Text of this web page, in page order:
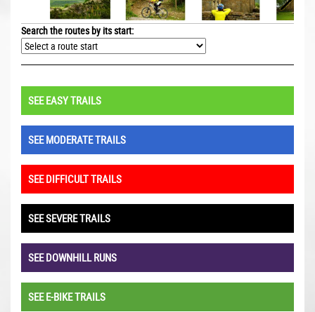
Search the routes by its start:
SEE EASY TRAILS
SEE MODERATE TRAILS
SEE DIFFICULT TRAILS
SEE SEVERE TRAILS
SEE DOWNHILL RUNS
SEE E-BIKE TRAILS